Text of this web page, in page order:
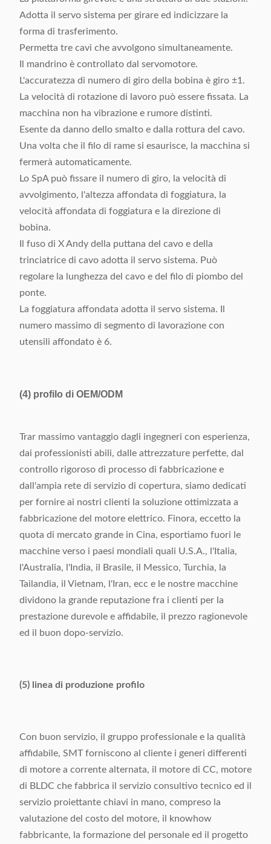
Adotta il servo sistema per girare ed indicizzare la
forma di trasferimento.
Permetta tre cavi che avvolgono simultaneamente.
Il mandrino è controllato dal servomotore.
L'accuratezza di numero di giro della bobina è giro ±1.
La velocità di rotazione di lavoro può essere fissata. La
macchina non ha vibrazione e rumore distinti.
Esente da danno dello smalto e dalla rottura del cavo.
Una volta che il filo di rame si esaurisce, la macchina si
fermerà automaticamente.
Lo SpA può fissare il numero di giro, la velocità di
avvolgimento, l'altezza affondata di foggiatura, la
velocità affondata di foggiatura e la direzione di
bobina.
Il fuso di X Andy della puttana del cavo e della
trinciatrice di cavo adotta il servo sistema. Può
regolare la lunghezza del cavo e del filo di piombo del
ponte.
La foggiatura affondata adotta il servo sistema. Il
numero massimo di segmento di lavorazione con
utensili affondato è 6.
(4) profilo di OEM/ODM
Trar massimo vantaggio dagli ingegneri con esperienza,
dai professionisti abili, dalle attrezzature perfette, dal
controllo rigoroso di processo di fabbricazione e
dall'ampia rete di servizio di copertura, siamo dedicati
per fornire ai nostri clienti la soluzione ottimizzata a
fabbricazione del motore elettrico. Finora, eccetto la
quota di mercato grande in Cina, esportiamo fuori le
macchine verso i paesi mondiali quali U.S.A., l'Italia,
l'Australia, l'India, il Brasile, il Messico, Turchia, la
Tailandia, il Vietnam, l'Iran, ecc e le nostre macchine
dividono la grande reputazione fra i clienti per la
prestazione durevole e affidabile, il prezzo ragionevole
ed il buon dopo-servizio.
(5) linea di produzione profilo
Con buon servizio, il gruppo professionale e la qualità
affidabile, SMT forniscono al cliente i generi differenti
di motore a corrente alternata, il motore di CC, motore
di BLDC che fabbrica il servizio consultivo tecnico ed il
servizio proiettante chiavi in mano, compreso la
valutazione del costo del motore, il knowhow
fabbricante, la formazione del personale ed il progetto